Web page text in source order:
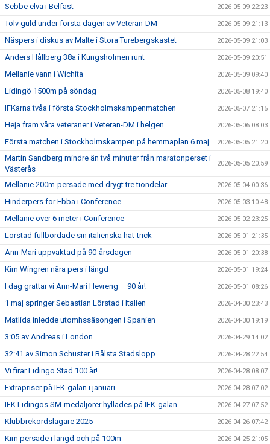
Sebbe elva i Belfast 2026-05-09 22:23
Tolv guld under första dagen av Veteran-DM 2026-05-09 21:13
Näspers i diskus av Malte i Stora Turebergskastet 2026-05-09 21:03
Anders Hållberg 38a i Kungsholmen runt 2026-05-09 20:51
Mellanie vann i Wichita 2026-05-09 09:40
Lidingö 1500m på söndag 2026-05-08 19:40
IFKarna tvåa i första Stockholmskampenmatchen 2026-05-07 21:15
Heja fram våra veteraner i Veteran-DM i helgen 2026-05-06 08:03
Första matchen i Stockholmskampen på hemmaplan 6 maj 2026-05-05 21:20
Martin Sandberg mindre än två minuter från maratonperset i
Västerås
2026-05-05 20:59
Mellanie 200m-persade med drygt tre tiondelar 2026-05-04 00:36
Hinderpers för Ebba i Conference 2026-05-03 10:48
Mellanie över 6 meter i Conference 2026-05-02 23:25
Lörstad fullbordade sin italienska hat-trick 2026-05-01 21:35
Ann-Mari uppvaktad på 90-årsdagen 2026-05-01 20:38
Kim Wingren nära pers i längd 2026-05-01 19:24
I dag grattar vi Ann-Mari Hevreng – 90 år! 2026-05-01 08:26
1 maj springer Sebastian Lörstad i Italien 2026-04-30 23:43
Matlida inledde utomhssäsongen i Spanien 2026-04-30 19:19
3:05 av Andreas i London 2026-04-29 14:02
32:41 av Simon Schuster i Bålsta Stadslopp 2026-04-28 22:54
Vi firar Lidingö Stad 100 år! 2026-04-28 08:07
Extrapriser på IFK-galan i januari 2026-04-28 07:02
IFK Lidingös SM-medaljörer hyllades på IFK-galan 2026-04-27 07:52
Klubbrekordslagare 2025 2026-04-26 07:42
Kim persade i längd och på 100m 2026-04-25 21:05